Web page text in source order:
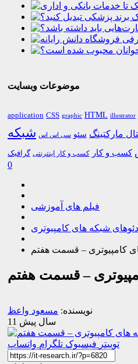
موضوعات وبسایت
application CSS graphic HTML illustrator
مارکتینگ سئو سی اس اس شبکه
کسب و کار کسب و کار اینترنتی گرافیک
0
فیلم های آموزشی
شبکه های کامپیوتری
کامپیوتری – قسمت هفتم
– قسمت هفتم
نویسنده: مسعود واعظ
11 سال پیش
توییتر فیسبوک تلگرام واتساپ